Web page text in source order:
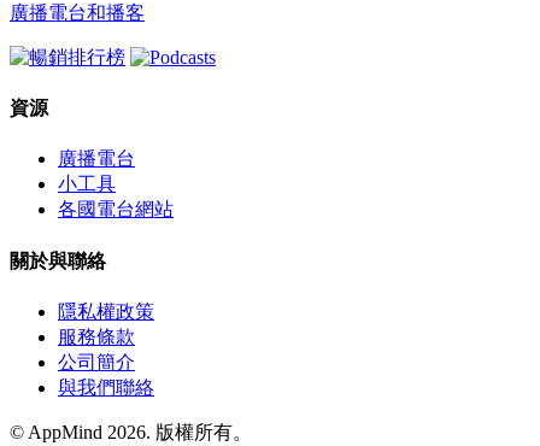
廣播電台和播客
資源
廣播電台
小工具
各國電台網站
關於與聯絡
隱私權政策
服務條款
公司簡介
與我們聯絡
© AppMind 2026. 版權所有。